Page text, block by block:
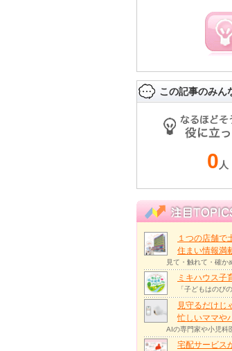
この記事のみん
0 人
１つの店舗で
住まい情報満
見て・触れて・確か
ミキハウス子
「子どもはのび
見守るだけじ
忙しいママや
AIの専門家や小児科
宅配サービス